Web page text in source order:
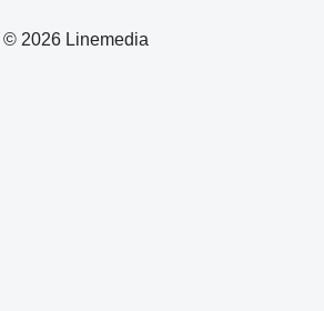
© 2026 Linemedia